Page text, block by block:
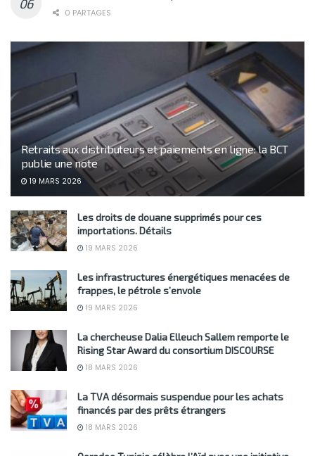
0 PARTAGES
Retraits aux distributeurs et paiements en ligne: la BCT
publie une note
19 MARS 2026
Les droits de douane supprimés pour ces
importations. Détails
19 MARS 2026
Les infrastructures énergétiques menacées de
frappes, le pétrole s’envole
19 MARS 2026
La chercheuse Dalia Elleuch Sallem remporte le
Rising Star Award du consortium DISCOURSE
18 MARS 2026
La TVA désormais suspendue pour les achats
financés par des prêts étrangers
18 MARS 2026